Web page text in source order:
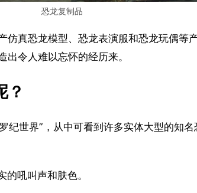
恐龙复制品
仿真恐龙模型、恐龙表演服和恐龙玩偶等
令人难以忘怀的经历来。
？
纪世界”，从中可看到许多实体大型的知
吼叫声和肤色。